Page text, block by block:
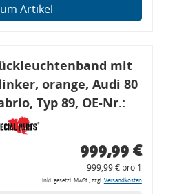
Artikel
mit
orange, Audi 80
Typ 89, OE-Nr.:
+ 8G0945225C
999,99 €
999,99 € pro 1
inkl. gesetzl. MwSt., zzgl. Versandkosten